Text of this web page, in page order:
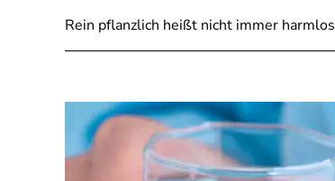
Rein pflanzlich heißt nicht immer harmlos